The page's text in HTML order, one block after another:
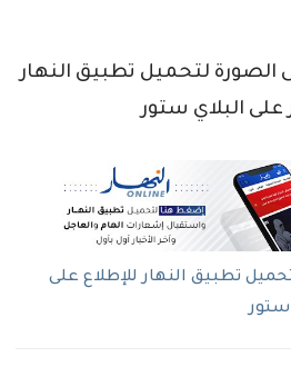
لتحميل تطبيق النهار
على البلاي ستور
تطبيق النهار للإطلاع على
ستور